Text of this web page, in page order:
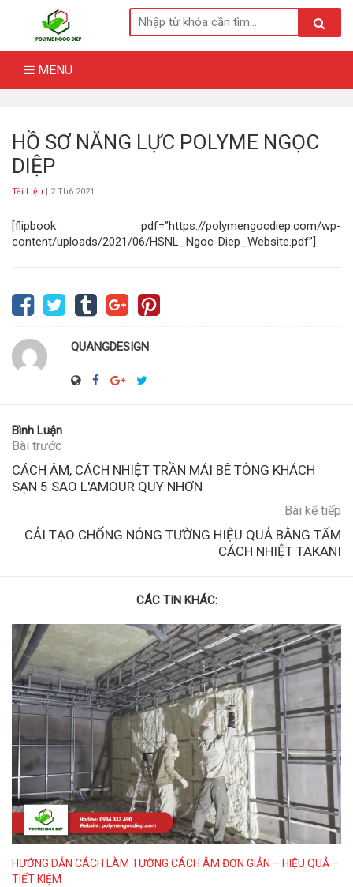
content
MENU
HỒ SƠ NĂNG LỰC POLYME NGỌC
DIỆP
Tài Liệu | 2 Th6 2021
[flipbook pdf=”https://polymengocdiep.com/wp-
content/uploads/2021/06/HSNL_Ngoc-Diep_Website.pdf”]
QUANGDESIGN
Bình Luận
Bài trước
CÁCH ÂM, CÁCH NHIỆT TRẦN MÁI BÊ TÔNG KHÁCH
SẠN 5 SAO L'AMOUR QUY NHƠN
Bài kế tiếp
CẢI TẠO CHỐNG NÓNG TƯỜNG HIỆU QUẢ BẰNG TẤM
CÁCH NHIỆT TAKANI
CÁC TIN KHÁC:
HƯỚNG DẪN CÁCH LÀM TƯỜNG CÁCH ÂM ĐƠN GIẢN – HIỆU QUẢ –
TIẾT KIỆM